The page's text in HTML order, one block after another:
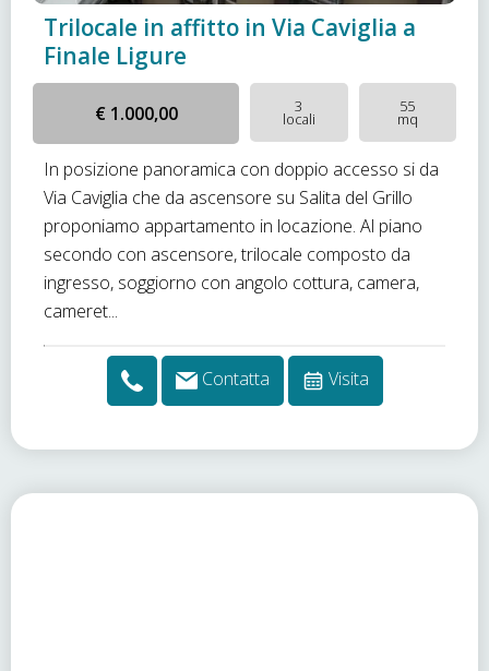
Trilocale in affitto in Via Caviglia a
Finale Ligure
€ 1.000,00 3
locali
55
mq
In posizione panoramica con doppio accesso si da
Via Caviglia che da ascensore su Salita del Grillo
proponiamo appartamento in locazione. Al piano
secondo con ascensore, trilocale composto da
ingresso, soggiorno con angolo cottura, camera,
cameret...
Contatta Visita